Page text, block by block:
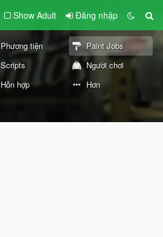
Show Adult Đăng nhập
Phương tiện
Paint Jobs
Scripts
Người chơi
Hỗn hợp Hơn